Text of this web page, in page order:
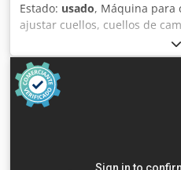
Estado: usado, Máquina para
ajustar cuellos, cuellos de
camisa, neumática,
producción de prendas de
de vestir. -Sistema
cortar y dar forma a los
neumática: pedal -